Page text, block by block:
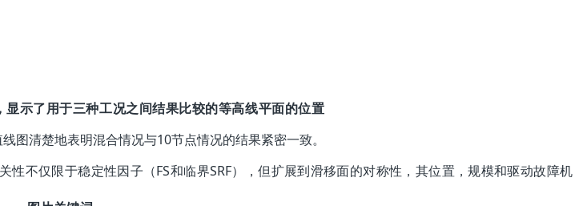
显示了用于三种工况之间结果比较的等高线平面的位置
图清楚地表明混合情况与10节点情况的结果紧密一致。
不仅限于稳定性因子（FS和临界SRF），但扩展到滑移面的对称性，其位置，规模和驱动故障机